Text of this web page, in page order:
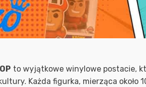
to wyjątkowe winylowe postacie,
Każda figurka, mierząca